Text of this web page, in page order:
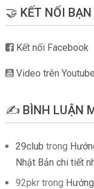
🤝 KẾT NỐI
Kết nối Facebook
Video trên Youtube
✍️ BÌNH LUẬN
29club trong
Nhật Bản chi tiết
92pkrtrong